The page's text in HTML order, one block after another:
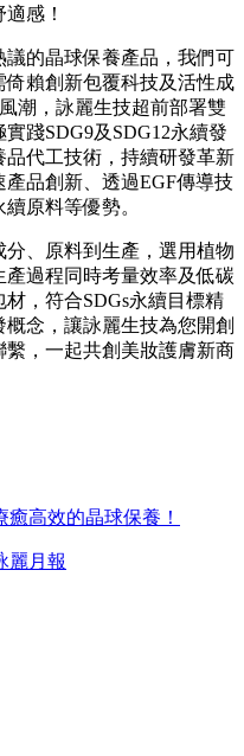
感！
的晶球保養產品，我們可
倚賴創新包覆科技及活性成
潮，詠麗生技超前部署雙
踐SDG9及SDG12永續發
代工技術，持續研發革新
品創新、透過EGF傳導技
原料等優勢。
、原料到生產，選用植物
過程同時考量效率及低碳
，符合SDGs永續目標精
念，讓詠麗生技為您開創
，一起共創美妝護膚新商
癒高效的晶球保養！
麗月報